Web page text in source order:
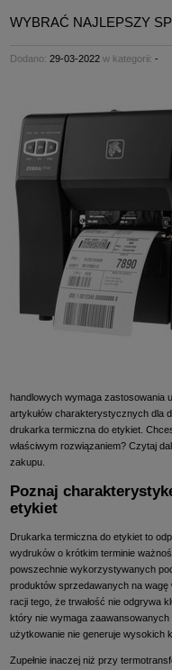
WYBRAĆ NAJLEPSZY
Dodano: 29-03-2022 w kategorii: -
handlowych wymaga zastosowania
artykułów charakterystycznych dla
drukarka termiczna do etykiet.
właściwym rozwiązaniem? Czytaj
zakupu.
Poznaj
etykiet
Drukarka termiczna do etykiet to
wydruków o krótkim terminie
powszechnie wykorzystywanych
produktów sprzedawanych na
racji tego, że trwałość nie odgrywa
który nie wymaga
użytkowanie nie generuje wysokich
Zupełnie inaczej niż przy